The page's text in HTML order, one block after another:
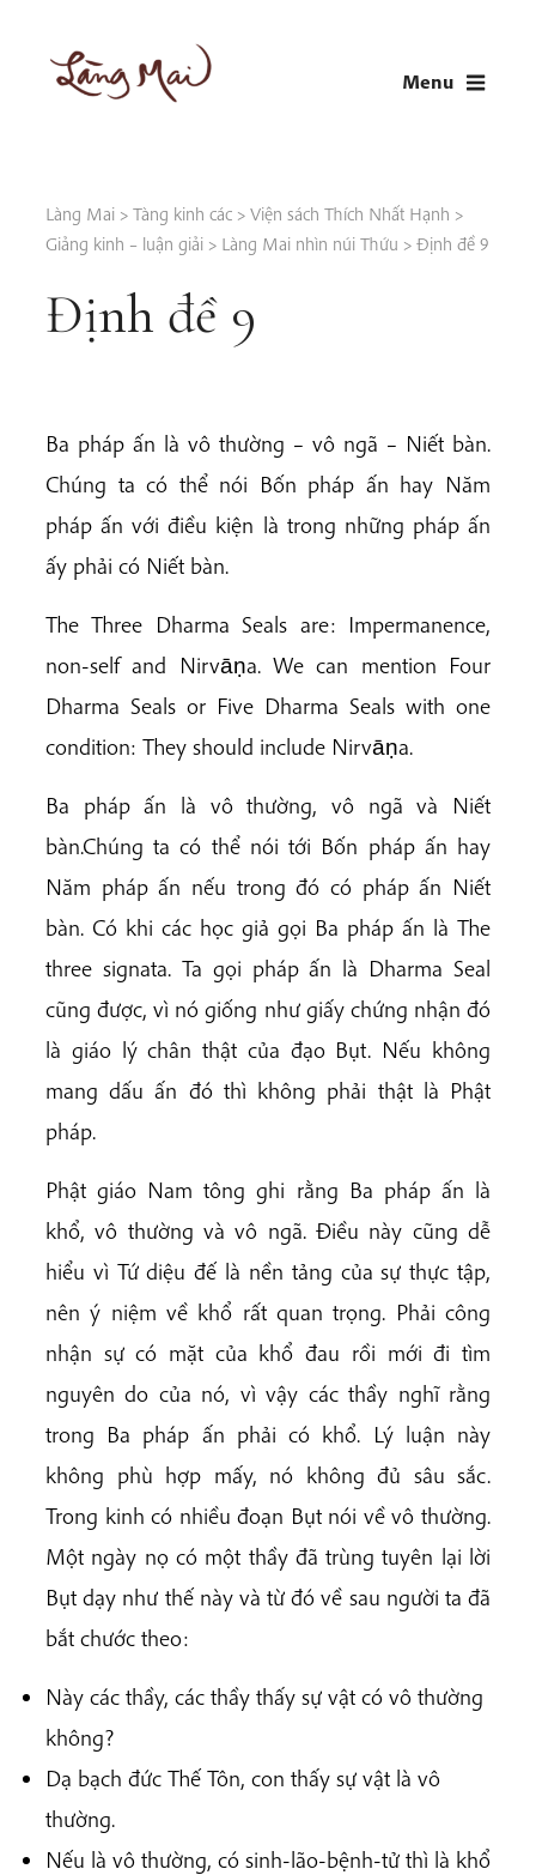
content
Menu
Làng Mai > Tàng kinh các > Viện sách Thích Nhất Hạnh >
Giảng kinh – luận giải > Làng Mai nhìn núi Thứu > Định đề 9
Định đề 9
Ba pháp ấn là vô thường – vô ngã – Niết bàn.
Chúng ta có thể nói Bốn pháp ấn hay Năm
pháp ấn với điều kiện là trong những pháp ấn
ấy phải có Niết bàn.
The Three Dharma Seals are: Impermanence,
non-self and Nirvāṇa. We can mention Four
Dharma Seals or Five Dharma Seals with one
condition: They should include Nirvāṇa.
Ba pháp ấn là vô thường, vô ngã và Niết
bàn.Chúng ta có thể nói tới Bốn pháp ấn hay
Năm pháp ấn nếu trong đó có pháp ấn Niết
bàn. Có khi các học giả gọi Ba pháp ấn là The
three signata. Ta gọi pháp ấn là Dharma Seal
cũng được, vì nó giống như giấy chứng nhận đó
là giáo lý chân thật của đạo Bụt. Nếu không
mang dấu ấn đó thì không phải thật là Phật
pháp.
Phật giáo Nam tông ghi rằng Ba pháp ấn là
khổ, vô thường và vô ngã. Điều này cũng dễ
hiểu vì Tứ diệu đế là nền tảng của sự thực tập,
nên ý niệm về khổ rất quan trọng. Phải công
nhận sự có mặt của khổ đau rồi mới đi tìm
nguyên do của nó, vì vậy các thầy nghĩ rằng
trong Ba pháp ấn phải có khổ. Lý luận này
không phù hợp mấy, nó không đủ sâu sắc.
Trong kinh có nhiều đoạn Bụt nói về vô thường.
Một ngày nọ có một thầy đã trùng tuyên lại lời
Bụt dạy như thế này và từ đó về sau người ta đã
bắt chước theo:
Này các thầy, các thầy thấy sự vật có vô thường
không?
Dạ bạch đức Thế Tôn, con thấy sự vật là vô
thường.
Nếu là vô thường, có sinh-lão-bệnh-tử thì là khổ